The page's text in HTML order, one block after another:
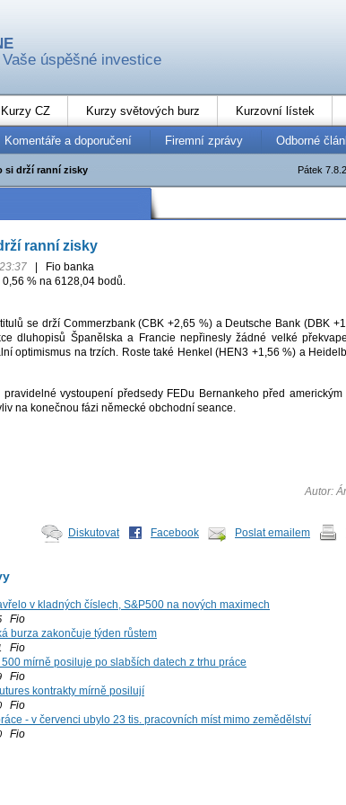
úspěšné investice
Kurzy CZ Kurzy světových burz Kurzovní lístek
Komentáře a doporučení Firemní zprávy Odborné
Pátek
si drží ranní zisky
ranní zisky
Fio banka
0,56 % na 6128,04 bodů.
se drží Commerzbank (CBK +2,65 %) a Deutsche Bank (DBK
dluhopisů Španělska a Francie nepřinesly žádné velké
optimismus na trzích. Roste také Henkel (HEN3 +1,56 %) a
vystoupení předsedy FEDu Bernankeho před americkým
na konečnou fázi německé obchodní seance.
Autor:
Diskutovat Facebook Poslat emailem
v kladných číslech, S&P500 na nových maximech
Fio
burza zakončuje týden růstem
Fio
500 mírně posiluje po slabších datech z trhu práce
Fio
kontrakty mírně posilují
Fio
- v červenci ubylo 23 tis. pracovních míst mimo zemědělství
Fio